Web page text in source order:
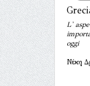
L'
oggi
Νίκη